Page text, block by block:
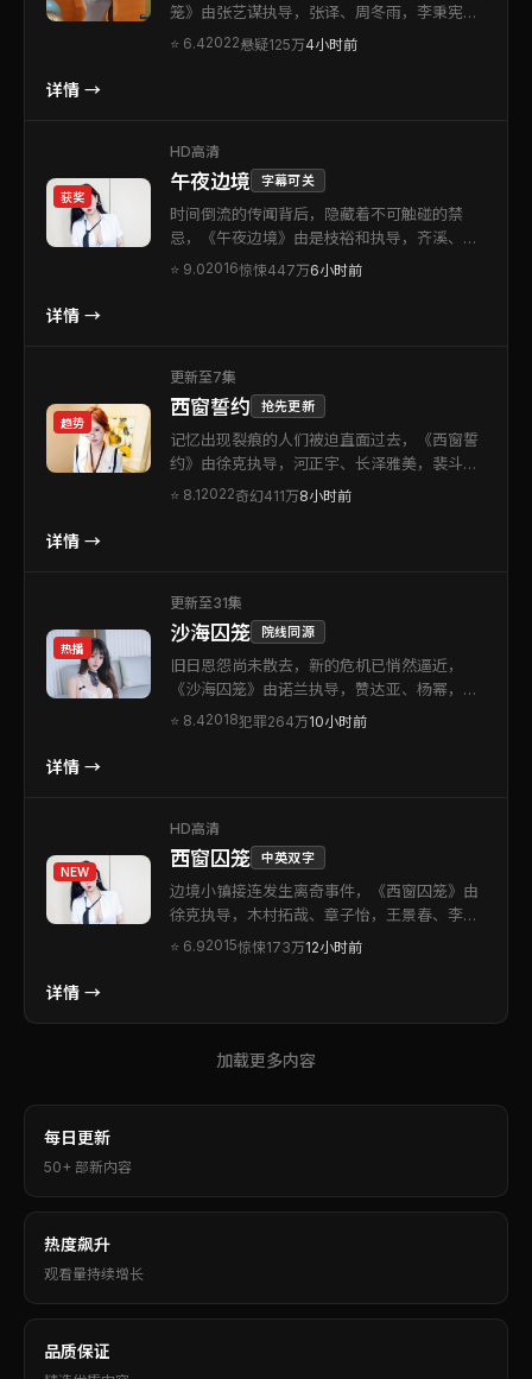
笼》由张艺谋执导，张译、周冬雨，李秉宪、
段奕宏等联袂出演。本片为中国大陆出品的悬
⭐ 6.42022悬疑125万4小时前
详情 →
获奖
HD高清
午夜边境 字幕可关
时间倒流的传闻背后，隐藏着不可触碰的禁
忌，《午夜边境》由是枝裕和执导，齐溪、苍
井优，杨幂等联袂出演。本片为德国出品的惊
⭐ 9.02016惊悚447万6小时前
详情 →
趋势
更新至7集
西窗誓约 抢先更新
记忆出现裂痕的人们被迫直面过去，《西窗誓
约》由徐克执导，河正宇、长泽雅美，裴斗
娜、段奕宏等联袂出演。本片为中国香港出品
⭐ 8.12022奇幻411万8小时前
详情 →
热播
更新至31集
沙海囚笼 院线同源
旧日恩怨尚未散去，新的危机已悄然逼近，
《沙海囚笼》由诺兰执导，赞达亚、杨幂，廖
凡、倪妮等联袂出演。本片为泰国出品的犯罪
⭐ 8.42018犯罪264万10小时前
详情 →
NEW
HD高清
西窗囚笼 中英双字
边境小镇接连发生离奇事件，《西窗囚笼》由
徐克执导，木村拓哉、章子怡，王景春、李现
等联袂出演。本片为中国台湾出品的惊悚类型
⭐ 6.92015惊悚173万12小时前
详情 →
加载更多内容
每日更新
50+ 部新内容
热度飙升
观看量持续增长
品质保证